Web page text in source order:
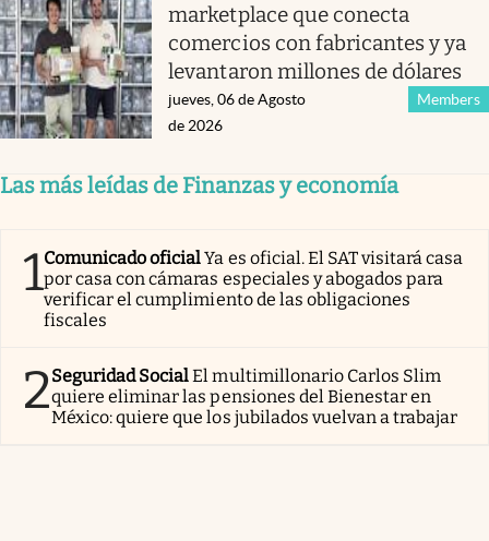
marketplace que conecta
comercios con fabricantes y ya
levantaron millones de dólares
Members
jueves, 06 de Agosto
de 2026
Las más leídas de Finanzas y economía
1Comunicado oficialYa es oficial. El SAT visitará casa
por casa con cámaras especiales y abogados para
verificar el cumplimiento de las obligaciones
fiscales
2Seguridad SocialEl multimillonario Carlos Slim
quiere eliminar las pensiones del Bienestar en
México: quiere que los jubilados vuelvan a trabajar